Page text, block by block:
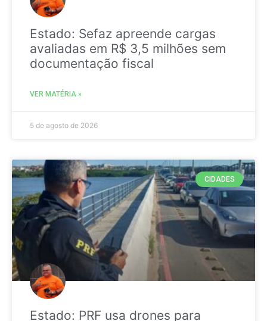
Estado: Sefaz apreende cargas
avaliadas em R$ 3,5 milhões sem
documentação fiscal
VER MATÉRIA »
5 de agosto de 2026
CIDADES
Estado: PRF usa drones para